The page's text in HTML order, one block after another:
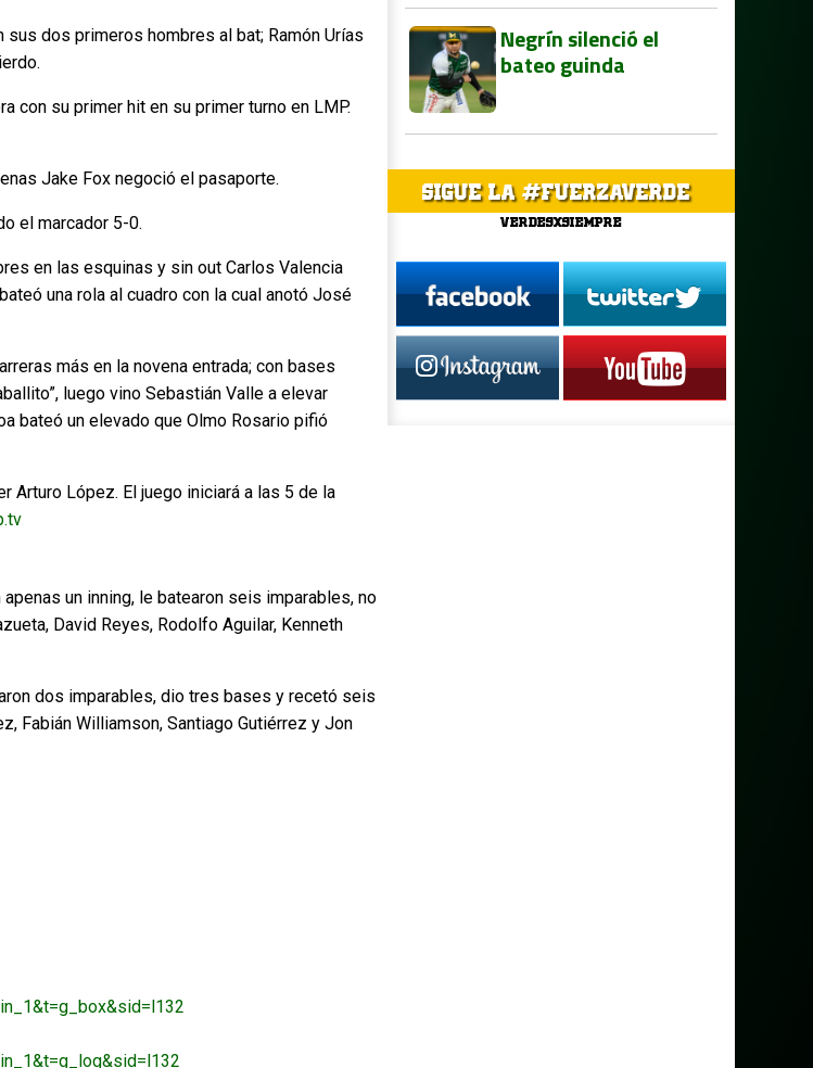
dos primeros hombres al bat; Ramón Urías
con su primer hit en su primer turno en LMP.
Jake Fox negoció el pasaporte.
el marcador 5-0.
en las esquinas y sin out Carlos Valencia
una rola al cuadro con la cual anotó José
más en la novena entrada; con bases
luego vino Sebastián Valle a elevar
bateó un elevado que Olmo Rosario pifió
Arturo López. El juego iniciará a las 5 de la
un inning, le batearon seis imparables, no
David Reyes, Rodolfo Aguilar, Kenneth
dos imparables, dio tres bases y recetó seis
Fabián Williamson, Santiago Gutiérrez y Jon
Negrín silenció el
bateo guinda
SIGUE LA #FUERZAVERDE
VERDESXSIEMPRE